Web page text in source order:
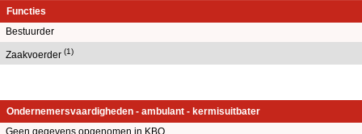
Functies
Bestuurder
Zaakvoerder (1)
Ondernemersvaardigheden - ambulant - kermisuitbater
Geen gegevens opgenomen in KBO.